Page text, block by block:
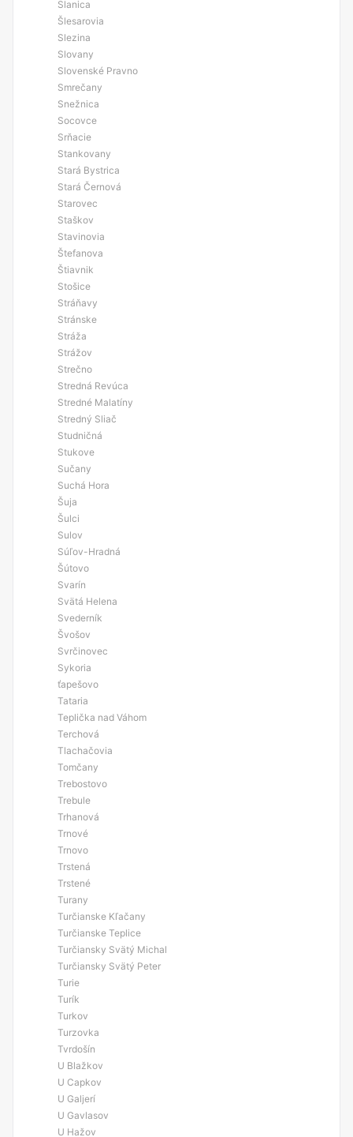
Slanica
Šlesarovia
Slezina
Slovany
Slovenské Pravno
Smrečany
Snežnica
Socovce
Srňacie
Stankovany
Stará Bystrica
Stará Černová
Starovec
Staškov
Stavinovia
Štefanova
Štiavnik
Stošice
Stráňavy
Stránske
Stráža
Strážov
Strečno
Stredná Revúca
Stredné Malatíny
Stredný Sliač
Studničná
Stukove
Sučany
Suchá Hora
Šuja
Šulci
Sulov
Súľov-Hradná
Šútovo
Svarín
Svätá Helena
Svederník
Švošov
Svrčinovec
Sykoria
ťapešovo
Tataria
Teplička nad Váhom
Terchová
Tlachačovia
Tomčany
Trebostovo
Trebule
Trhanová
Trnové
Trnovo
Trstená
Trstené
Turany
Turčianske Kľačany
Turčianske Teplice
Turčiansky Svätý Michal
Turčiansky Svätý Peter
Turie
Turík
Turkov
Turzovka
Tvrdošín
U Blažkov
U Capkov
U Galjerí
U Gavlasov
U Hažov